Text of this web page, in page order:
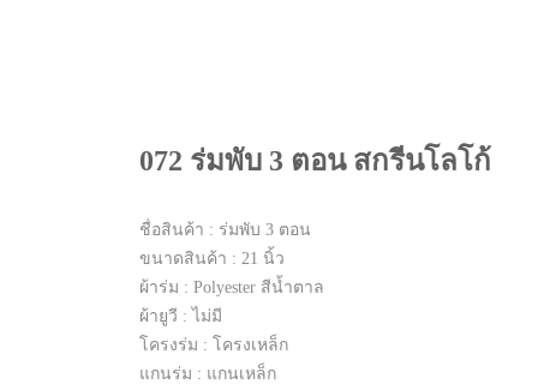
072 ร่มพับ 3 ตอน สกรีนโลโก้
ชื่อสินค้า : ร่มพับ 3 ตอน
ขนาดสินค้า : 21 นิ้ว
ผ้าร่ม : Polyester สีน้ำตาล
ผ้ายูวี : ไม่มี
โครงร่ม : โครงเหล็ก
แกนร่ม : แกนเหล็ก